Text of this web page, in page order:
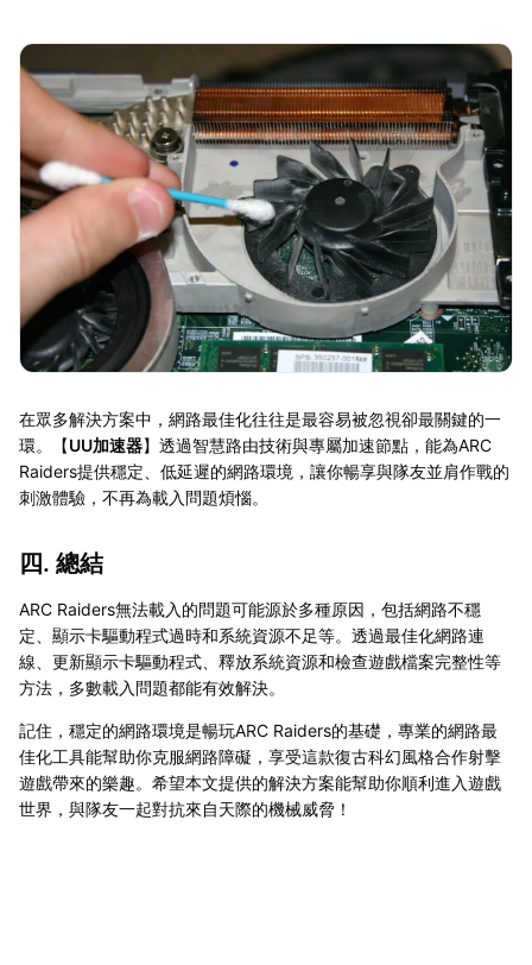
在眾多解決方案中，網路最佳化往往是最容易被忽視卻最關鍵的一
環。【UU加速器】透過智慧路由技術與專屬加速節點，能為ARC
Raiders提供穩定、低延遲的網路環境，讓你暢享與隊友並肩作戰的
刺激體驗，不再為載入問題煩惱。
四. 總結
ARC Raiders無法載入的問題可能源於多種原因，包括網路不穩
定、顯示卡驅動程式過時和系統資源不足等。透過最佳化網路連
線、更新顯示卡驅動程式、釋放系統資源和檢查遊戲檔案完整性等
方法，多數載入問題都能有效解決。
記住，穩定的網路環境是暢玩ARC Raiders的基礎，專業的網路最
佳化工具能幫助你克服網路障礙，享受這款復古科幻風格合作射擊
遊戲帶來的樂趣。希望本文提供的解決方案能幫助你順利進入遊戲
世界，與隊友一起對抗來自天際的機械威脅！